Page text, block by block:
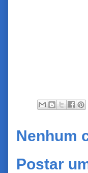
Nenhum
Postar